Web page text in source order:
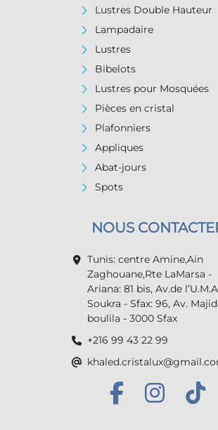
Lustres Double Hauteur
Lampadaire
Lustres
Bibelots
Lustres pour Mosquées
Pièces en cristal
Plafonniers
Appliques
Abat-jours
Spots
NOUS
Tunis: centre Amine,Ain
Zaghouane,Rte LaMarsa -
Ariana: 81 bis, Av.de
Soukra - Sfax: 96, Av.
boulila - 3000 Sfax
+216 99 43 22 99